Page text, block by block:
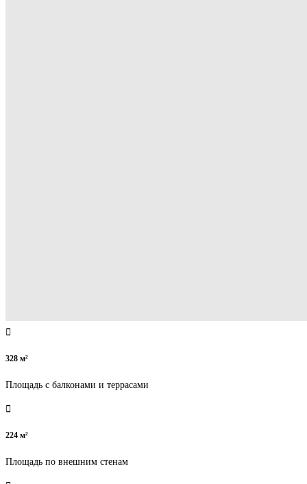
328 м²
Площадь с балконами и террасами
224 м²
Площадь по внешним стенам